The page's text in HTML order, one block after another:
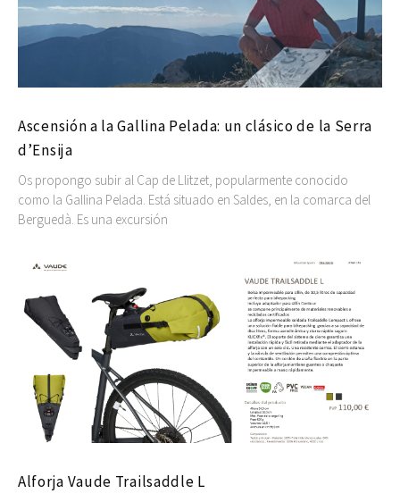
Ascensión a la Gallina Pelada: un clásico de la Serra
d’Ensija
Os propongo subir al Cap de Llitzet, popularmente conocido
como la Gallina Pelada. Está situado en Saldes, en la comarca del
Berguedà. Es una excursión
Alforja Vaude Trailsaddle L